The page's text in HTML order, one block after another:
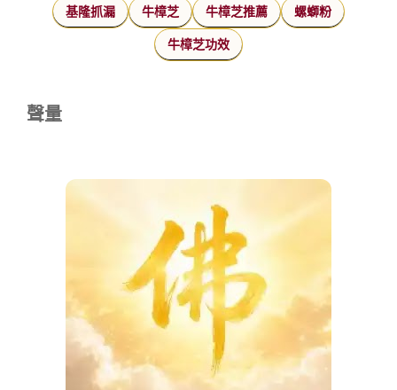
基隆抓漏 牛樟芝 牛樟芝推薦 螺螄粉
牛樟芝功效
聲量